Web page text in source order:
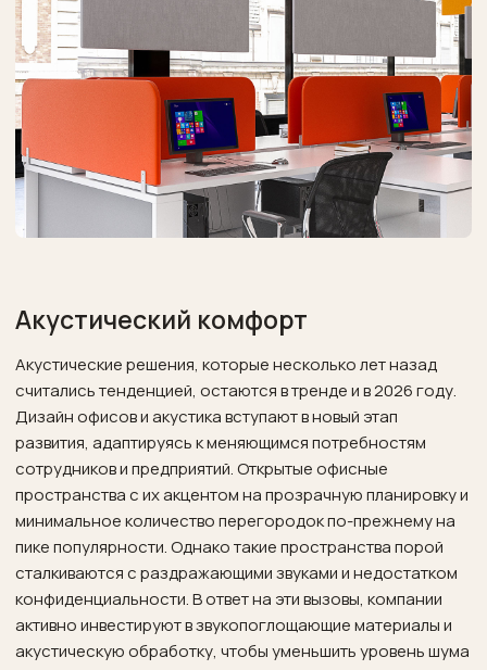
Акустический комфорт
Акустические решения, которые несколько лет назад
считались тенденцией, остаются в тренде и в 2026 году.
Дизайн офисов и акустика вступают в новый этап
развития, адаптируясь к меняющимся потребностям
сотрудников и предприятий. Открытые офисные
пространства с их акцентом на прозрачную планировку и
минимальное количество перегородок по-прежнему на
пике популярности. Однако такие пространства порой
сталкиваются с раздражающими звуками и недостатком
конфиденциальности. В ответ на эти вызовы, компании
активно инвестируют в звукопоглощающие материалы и
акустическую обработку, чтобы уменьшить уровень шума